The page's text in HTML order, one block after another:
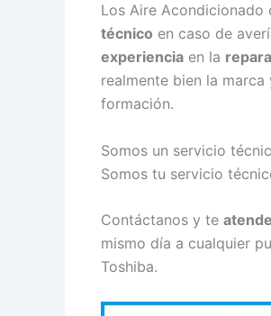
Los Aire
técnico en caso de
experiencia en la
realmente bien la
formación.
Somos un servicio
Somos tu servicio
Contáctanos y te
mismo día a cualquier
Toshiba.